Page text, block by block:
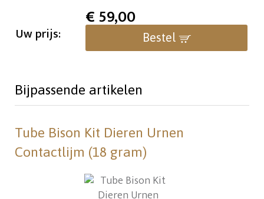
Uw prijs:
€59,00
Bestel
Bijpassende artikelen
Tube Bison Kit Dieren Urnen
Contactlijm (18 gram)